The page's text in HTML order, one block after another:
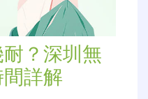
？深圳無
詳解